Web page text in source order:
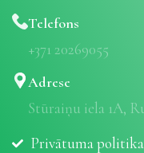
Telefons
+371 20269055
Adrese
Stūraiņu iela 1A,
Privātuma politika